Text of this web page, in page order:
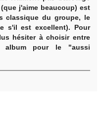
j'aime beaucoup) est
classique du groupe, le
s'il est excellent). Pour
hésiter à choisir entre
album pour le "aussi